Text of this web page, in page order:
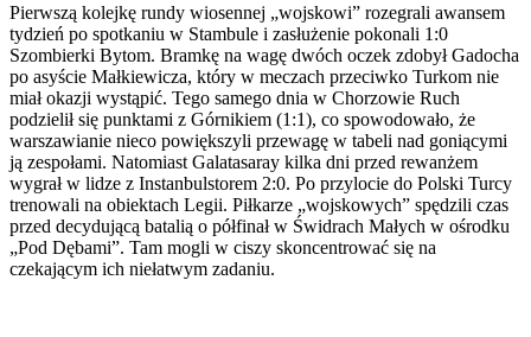
Pierwszą kolejkę rundy wiosennej „wojskowi” rozegrali awansem
tydzień po spotkaniu w Stambule i zasłużenie pokonali 1:0
Szombierki Bytom. Bramkę na wagę dwóch oczek zdobył Gadocha
po asyście Małkiewicza, który w meczach przeciwko Turkom nie
miał okazji wystąpić. Tego samego dnia w Chorzowie Ruch
podzielił się punktami z Górnikiem (1:1), co spowodowało, że
warszawianie nieco powiększyli przewagę w tabeli nad goniącymi
ją zespołami. Natomiast Galatasaray kilka dni przed rewanżem
wygrał w lidze z Instanbulstorem 2:0. Po przylocie do Polski Turcy
trenowali na obiektach Legii. Piłkarze „wojskowych” spędzili czas
przed decydującą batalią o półfinał w Świdrach Małych w ośrodku
„Pod Dębami”. Tam mogli w ciszy skoncentrować się na
czekającym ich niełatwym zadaniu.